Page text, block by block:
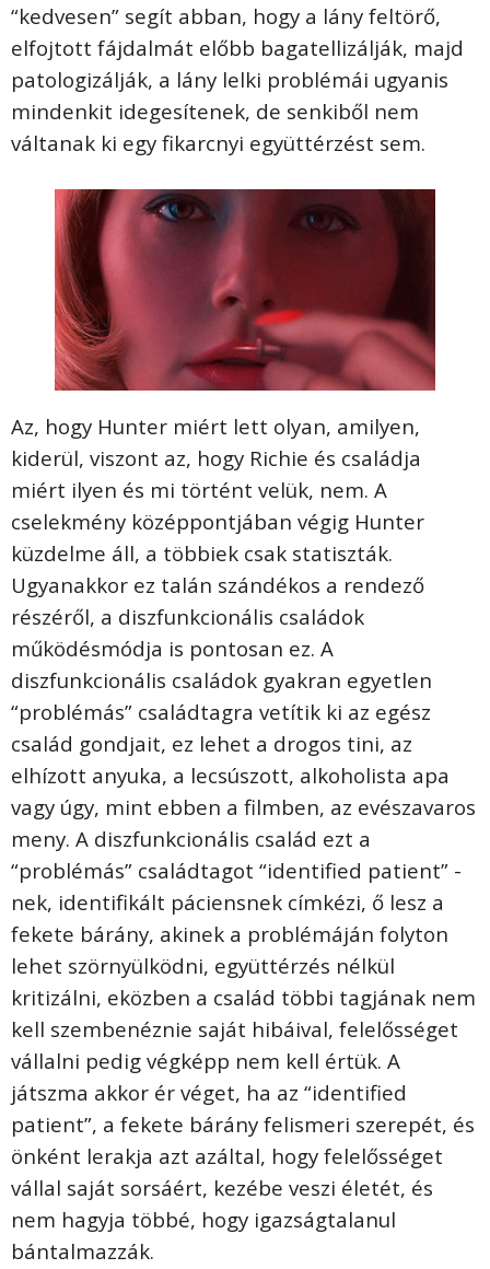
“kedvesen” segít abban, hogy a lány feltörő,
elfojtott fájdalmát előbb bagatellizálják, majd
patologizálják, a lány lelki problémái ugyanis
mindenkit idegesítenek, de senkiből nem
váltanak ki egy fikarcnyi együttérzést sem.
Az, hogy Hunter miért lett olyan, amilyen,
kiderül, viszont az, hogy Richie és családja
miért ilyen és mi történt velük, nem. A
cselekmény középpontjában végig Hunter
küzdelme áll, a többiek csak statiszták.
Ugyanakkor ez talán szándékos a rendező
részéről, a diszfunkcionális családok
működésmódja is pontosan ez. A
diszfunkcionális családok gyakran egyetlen
“problémás” családtagra vetítik ki az egész
család gondjait, ez lehet a drogos tini, az
elhízott anyuka, a lecsúszott, alkoholista apa
vagy úgy, mint ebben a filmben, az evészavaros
meny. A diszfunkcionális család ezt a
“problémás” családtagot “identified patient” -
nek, identifikált páciensnek címkézi, ő lesz a
fekete bárány, akinek a problémáján folyton
lehet szörnyülködni, együttérzés nélkül
kritizálni, eközben a család többi tagjának nem
kell szembenéznie saját hibáival, felelősséget
vállalni pedig végképp nem kell értük. A
játszma akkor ér véget, ha az “identified
patient”, a fekete bárány felismeri szerepét, és
önként lerakja azt azáltal, hogy felelősséget
vállal saját sorsáért, kezébe veszi életét, és
nem hagyja többé, hogy igazságtalanul
bántalmazzák.